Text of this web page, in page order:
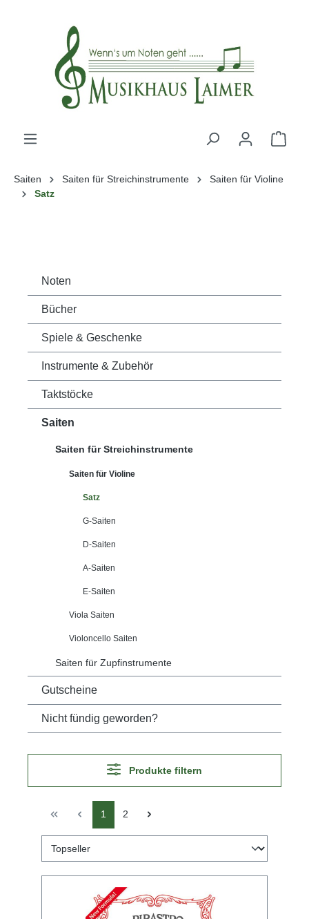
Saiten Saiten für Streichinstrumente
Saiten für Violine
Satz
Noten
Bücher
Spiele & Geschenke
Instrumente & Zubehör
Taktstöcke
Saiten
Saiten für Streichinstrumente
Saiten für Violine
Satz
G-Saiten
D-Saiten
A-Saiten
E-Saiten
Viola Saiten
Violoncello Saiten
Saiten für Zupfinstrumente
Gutscheine
Nicht fündig geworden?
Produkte filtern
1 2